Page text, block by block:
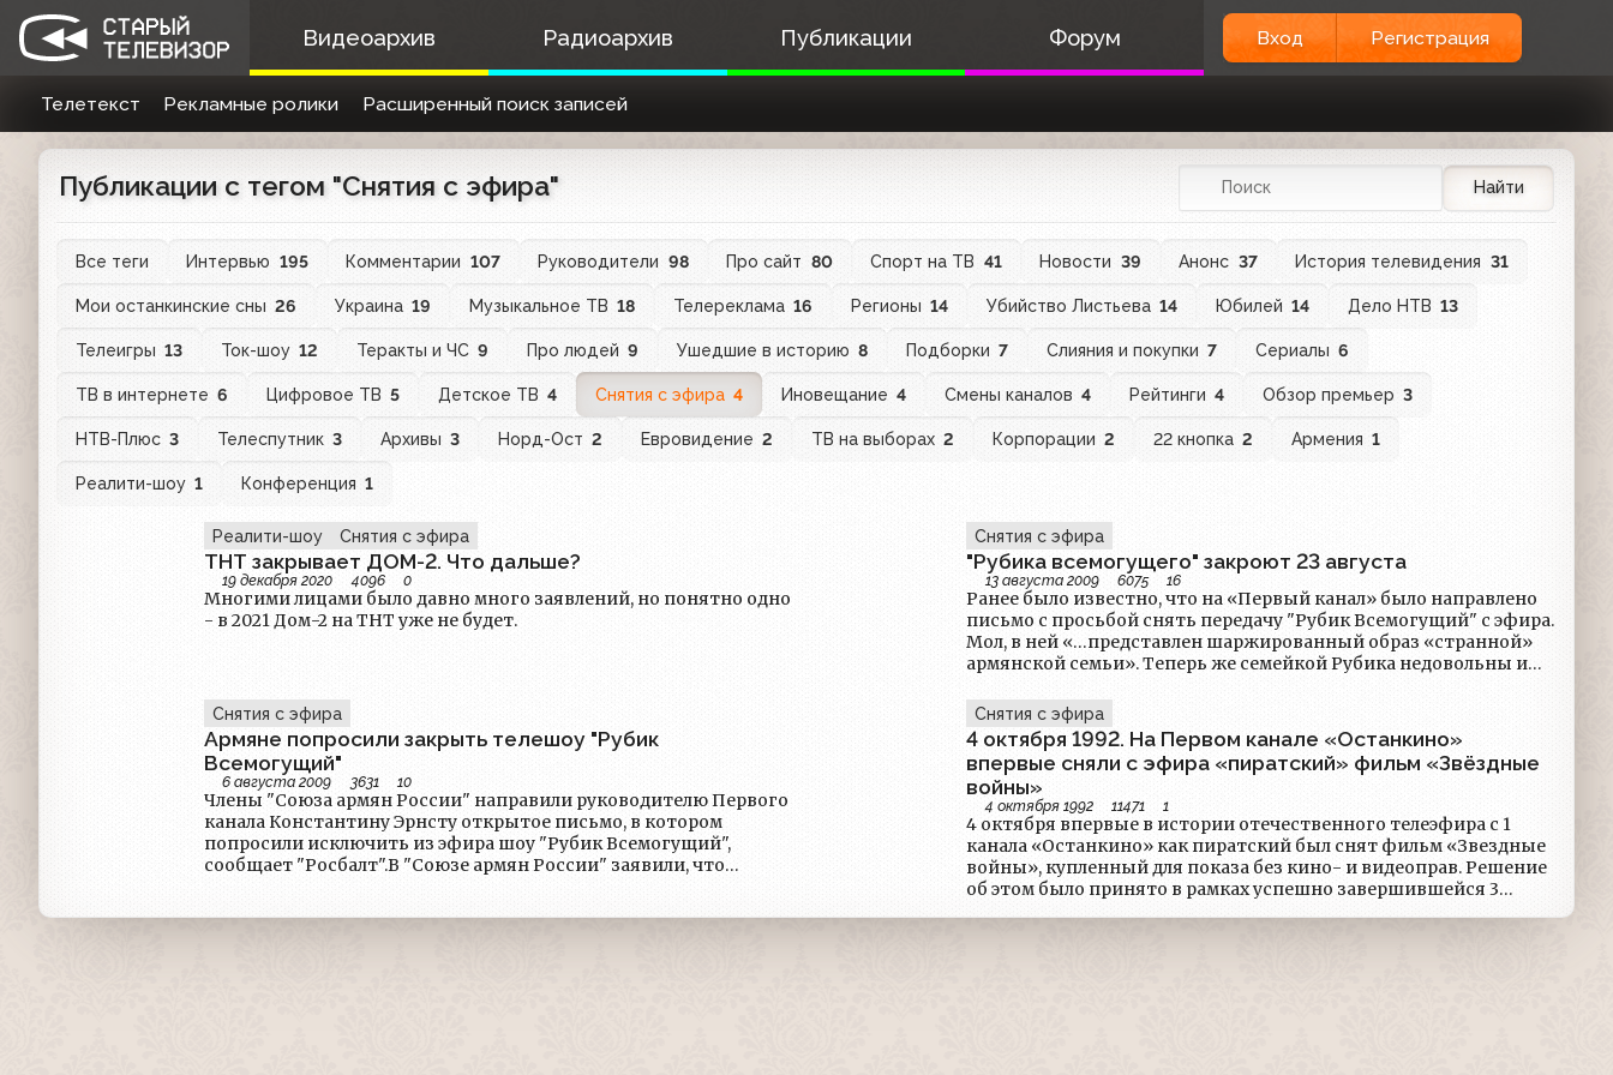
Видеоархив Радиоархив Публикации Форум Вход Регистрация
Телетекст Рекламные ролики Расширенный поиск записей
Публикации с тегом "Снятия с эфира" Найти
Все теги Интервью 195 Комментарии 107 Руководители 98 Про сайт 80 Спорт на ТВ 41 Новости 39 Анонс 37 История телевидения 31
Мои останкинские сны 26 Украина 19 Музыкальное ТВ 18 Телереклама 16 Регионы 14 Убийство Листьева 14 Юбилей 14 Дело НТВ 13
Телеигры 13 Ток-шоу 12 Теракты и ЧС 9 Про людей 9 Ушедшие в историю 8 Подборки 7 Слияния и покупки 7 Сериалы 6
ТВ в интернете 6 Цифровое ТВ 5 Детское ТВ 4 Снятия с эфира 4 Иновещание 4 Смены каналов 4 Рейтинги 4 Обзор премьер 3
НТВ-Плюс 3 Телеспутник 3 Архивы 3 Норд-Ост 2 Евровидение 2 ТВ на выборах 2 Корпорации 2 22 кнопка 2 Армения 1
Реалити-шоу 1 Конференция 1
Реалити-шоу Снятия с эфира
ТНТ закрывает ДОМ-2. Что дальше?
19 декабря 2020 4096 0
Многими лицами было давно много заявлений, но понятно одно
- в 2021 Дом-2 на ТНТ уже не будет.
Снятия с эфира
"Рубика всемогущего" закроют 23 августа
13 августа 2009 6075 16
Ранее было известно, что на «Первый канал» было направлено
письмо с просьбой снять передачу "Рубик Всемогущий" с эфира.
Мол, в ней «…представлен шаржированный образ «странной»
армянской семьи». Теперь же семейкой Рубика недовольны и
кулинарии Азербайджана Таира Амирасланова возмутило, что в
передаче «армяне постоянно выдают наши яства, в том числе и
долму, за свои».
Снятия с эфира
Армяне попросили закрыть телешоу "Рубик
Всемогущий"
6 августа 2009 3631 10
Члены "Союза армян России" направили руководителю Первого
канала Константину Эрнсту открытое письмо, в котором
попросили исключить из эфира шоу "Рубик Всемогущий",
сообщает "Росбалт".В "Союзе армян России" заявили, что
Снятия с эфира
4 октября 1992. На Первом канале «Останкино»
впервые сняли с эфира «пиратский» фильм «Звёздные
войны»
4 октября 1992 11471 1
4 октября впервые в истории отечественного телеэфира с 1
канала «Останкино» как пиратский был снят фильм «Звездные
войны», купленный для показа без кино- и видеоправ. Решение
об этом было принято в рамках успешно завершившейся 3